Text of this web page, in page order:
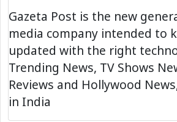
Gazeta Post is the new
media company intended to
updated with the right
Trending News, TV Shows
Reviews and Hollywood
in India